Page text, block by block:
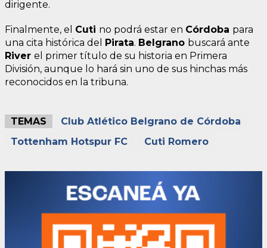
dirigente.
Finalmente, el Cuti no podrá estar en Córdoba para
una cita histórica del Pirata. Belgrano buscará ante
River el primer título de su historia en Primera
División, aunque lo hará sin uno de sus hinchas más
reconocidos en la tribuna.
TEMAS
Club Atlético Belgrano de Córdoba
Tottenham Hotspur FC
Cuti Romero